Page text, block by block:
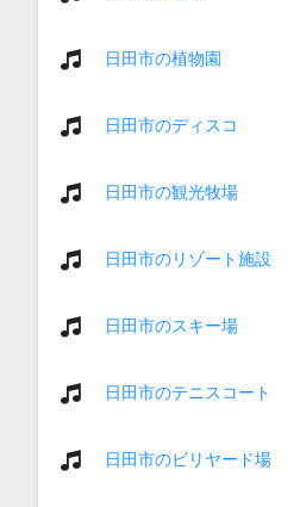
日田市の植物園
日田市のディスコ
日田市の観光牧場
日田市のリゾート施設
日田市のスキー場
日田市のテニスコート
日田市のビリヤード場